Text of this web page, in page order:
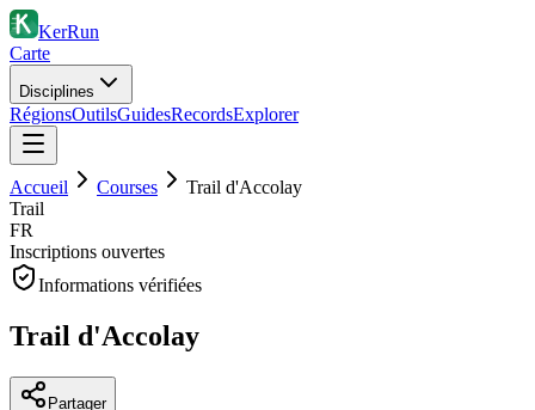
KerRun
Carte
Disciplines
RégionsOutilsGuidesRecordsExplorer
Accueil Courses
Trail d'Accolay
Trail
FR
Inscriptions ouvertes
Informations vérifiées
Trail d'Accolay
Partager